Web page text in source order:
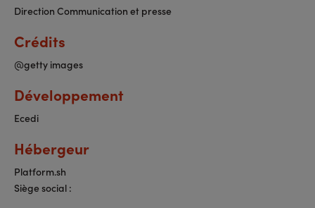
Direction Communication et presse
Crédits
@getty images
Développement
Ecedi
Hébergeur
Platform.sh
Siège social :